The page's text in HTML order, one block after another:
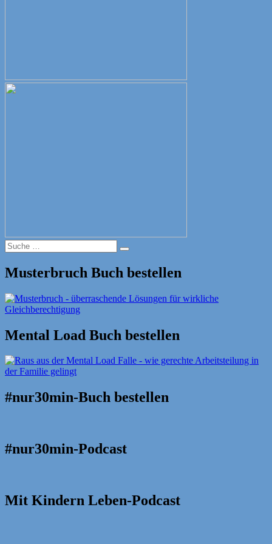
Suche
nach:
Suche
Musterbruch Buch bestellen
Mental Load Buch bestellen
#nur30min-Buch bestellen
#nur30min-Podcast
Mit Kindern Leben-Podcast